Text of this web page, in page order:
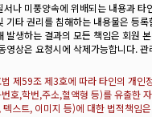
서나 미풍양속에 위배되는 내용과 타
기타 권리를 침해하는 내용물은 등
발생하는 결과의 모든 책임은 회원
영상은 요청시에 삭제가능합니다. 관
제59조 제3호에 따라 타인의 개인
호,학번,주소,혈액형 등)를 유출한
스트, 이미지 등)에 대한 법적책임